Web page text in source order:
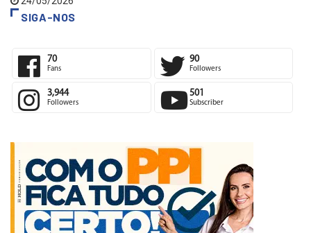
24/05/2026
SIGA-NOS
70 90
3,944 501